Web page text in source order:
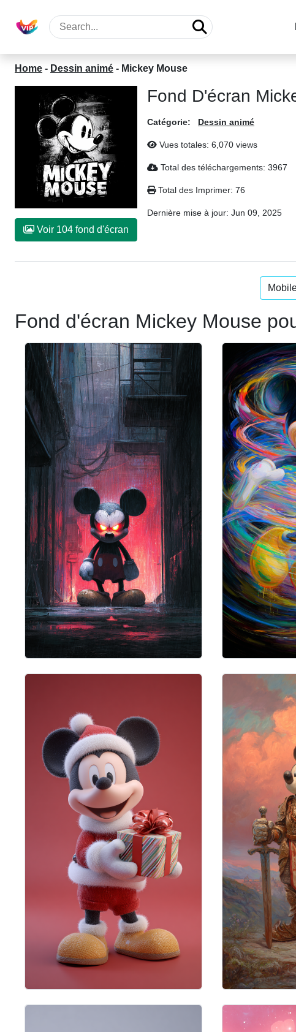
Home - Dessin animé - Mickey Mouse
Voir 104 fond d'écran
Fond D'écran
Catégorie: Dessin animé
Vues totales: 6,070 views
Total des téléchargements: 3967
Total des Imprimer: 76
Dernière mise à jour: Jun 09, 2025
Fond d'écran Mickey Mouse